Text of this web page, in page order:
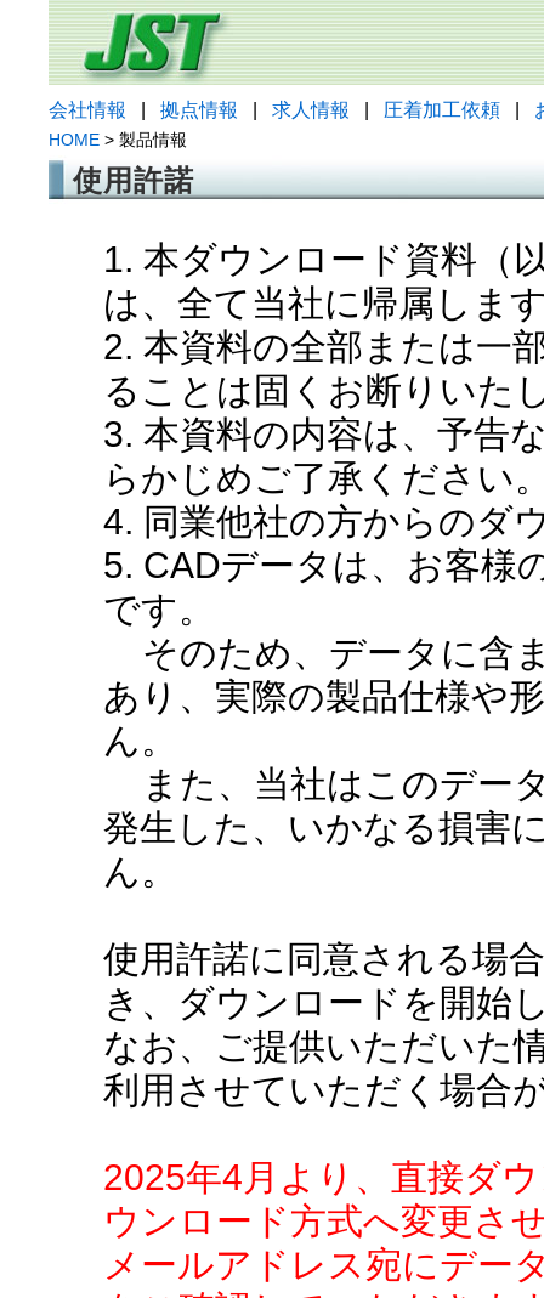
会社情報 拠点情報 求人情報 圧着加工依頼
HOME > 製品情報
使用許諾
1. 本ダウンロード資料（
は、全て当社に帰属しま
2. 本資料の全部または一
ることは固くお断りいた
3. 本資料の内容は、予告
らかじめご了承ください
4. 同業他社の方からのダ
5. CADデータは、お客様
です。
そのため、データに含
あり、実際の製品仕様や
ん。
また、当社はこのデー
発生した、いかなる損害
ん。
使用許諾に同意される場
き、ダウンロードを開始
なお、ご提供いただいた
利用させていただく場合
2025年4月より、直接ダ
ウンロード方式へ変更さ
メールアドレス宛にデー